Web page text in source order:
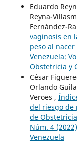
Eduardo
Reyna-
Fernández-
vaginosis en
peso al nacer
Venezuela:
Obstetricia y
César
Orlando
Veroes ,
del riesgo de
de
Núm. 4
Venezuela